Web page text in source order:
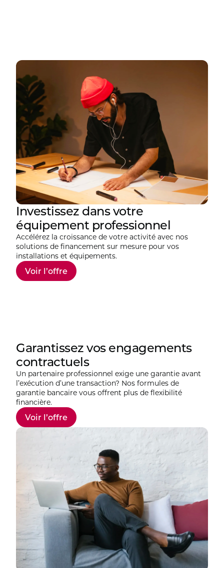
Investissez dans votre
équipement professionnel
Accélérez la croissance de votre activité avec nos
solutions de financement sur mesure pour vos
installations et équipements.
Voir l’offre
Garantissez vos engagements
contractuels
Un partenaire professionnel exige une garantie avant
l’exécution d’une transaction? Nos formules de
garantie bancaire vous offrent plus de flexibilité
financière.
Voir l’offre